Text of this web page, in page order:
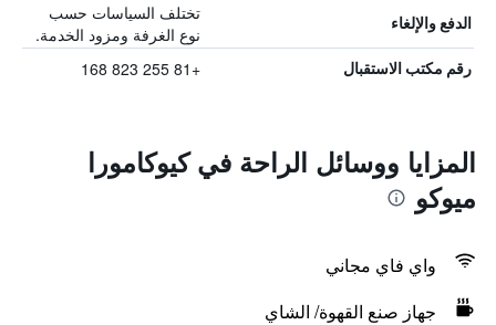
الدفع والإلغاء
تختلف السياسات حسب
نوع الغرفة ومزود الخدمة.
رقم مكتب الاستقبال +81 255 823 168
المزايا ووسائل الراحة في كيوكامورا
ميوكو
واي فاي مجاني
جهاز صنع القهوة/ الشاي